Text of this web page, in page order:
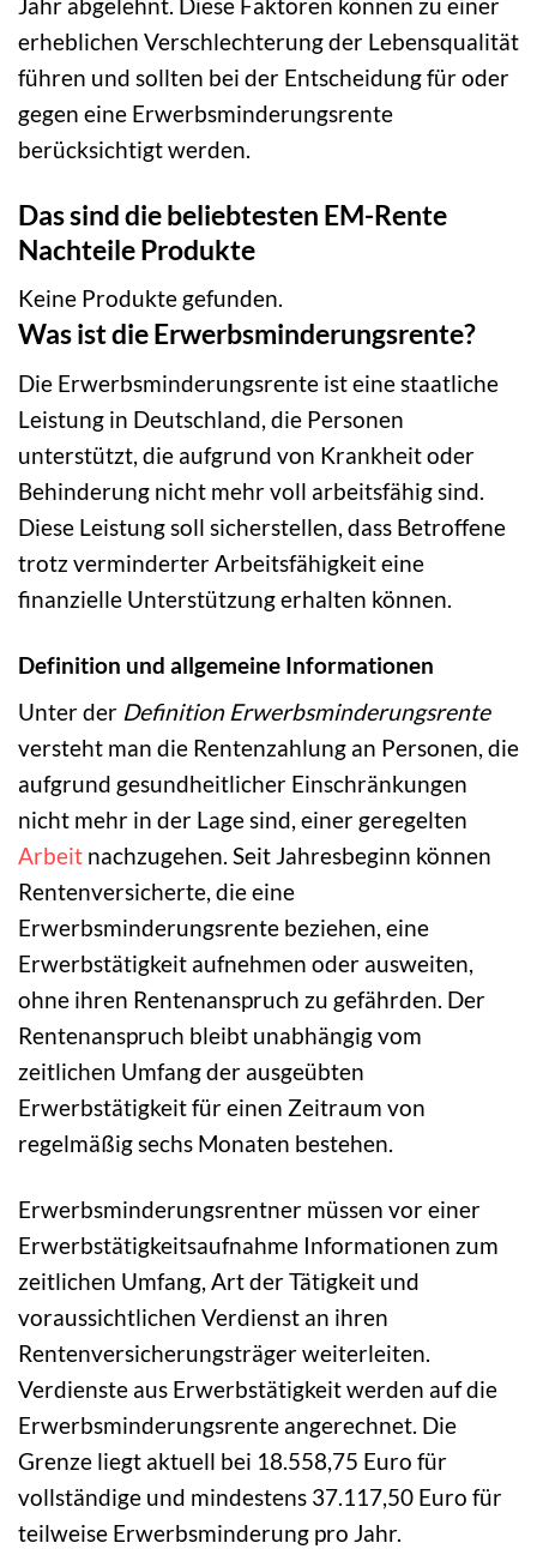
erheblichen Verschlechterung der Lebensqualität
führen und sollten bei der Entscheidung für oder
gegen eine Erwerbsminderungsrente
berücksichtigt werden.
Das sind die beliebtesten EM-Rente
Nachteile Produkte
Keine Produkte gefunden.
Was ist die Erwerbsminderungsrente?
Die Erwerbsminderungsrente ist eine staatliche
Leistung in Deutschland, die Personen
unterstützt, die aufgrund von Krankheit oder
Behinderung nicht mehr voll arbeitsfähig sind.
Diese Leistung soll sicherstellen, dass Betroffene
trotz verminderter Arbeitsfähigkeit eine
finanzielle Unterstützung erhalten können.
Definition und allgemeine Informationen
Unter der Definition Erwerbsminderungsrente
versteht man die Rentenzahlung an Personen, die
aufgrund gesundheitlicher Einschränkungen
nicht mehr in der Lage sind, einer geregelten
Arbeit nachzugehen. Seit Jahresbeginn können
Rentenversicherte, die eine
Erwerbsminderungsrente beziehen, eine
Erwerbstätigkeit aufnehmen oder ausweiten,
ohne ihren Rentenanspruch zu gefährden. Der
Rentenanspruch bleibt unabhängig vom
zeitlichen Umfang der ausgeübten
Erwerbstätigkeit für einen Zeitraum von
regelmäßig sechs Monaten bestehen.
Erwerbsminderungsrentner müssen vor einer
Erwerbstätigkeitsaufnahme Informationen zum
zeitlichen Umfang, Art der Tätigkeit und
voraussichtlichen Verdienst an ihren
Rentenversicherungsträger weiterleiten.
Verdienste aus Erwerbstätigkeit werden auf die
Erwerbsminderungsrente angerechnet. Die
Grenze liegt aktuell bei 18.558,75 Euro für
vollständige und mindestens 37.117,50 Euro für
teilweise Erwerbsminderung pro Jahr.